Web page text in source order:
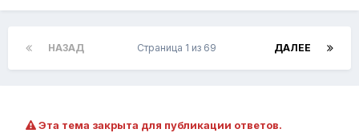
НАЗАД ДАЛЕЕ
Страница 1 из 69
Эта тема закрыта для публикации ответов.